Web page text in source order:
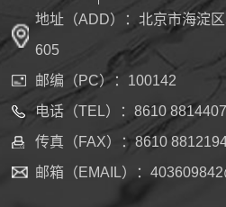
地址（ADD）：北京市海淀
605
邮编（PC）：100142
电话（TEL）：8610
传真（FAX）：8610
邮箱（EMAIL）：